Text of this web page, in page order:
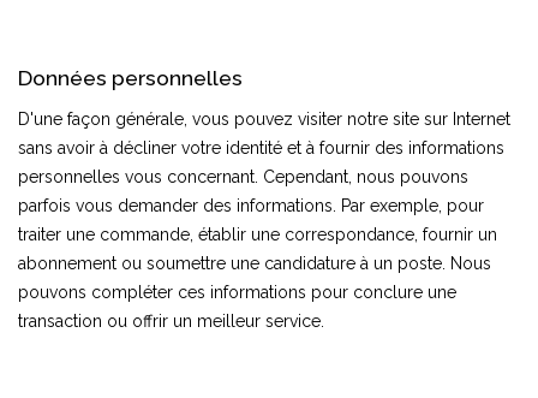
Données personnelles
D'une façon générale, vous pouvez visiter notre site sur Internet
sans avoir à décliner votre identité et à fournir des informations
personnelles vous concernant. Cependant, nous pouvons
parfois vous demander des informations. Par exemple, pour
traiter une commande, établir une correspondance, fournir un
abonnement ou soumettre une candidature à un poste. Nous
pouvons compléter ces informations pour conclure une
transaction ou offrir un meilleur service.